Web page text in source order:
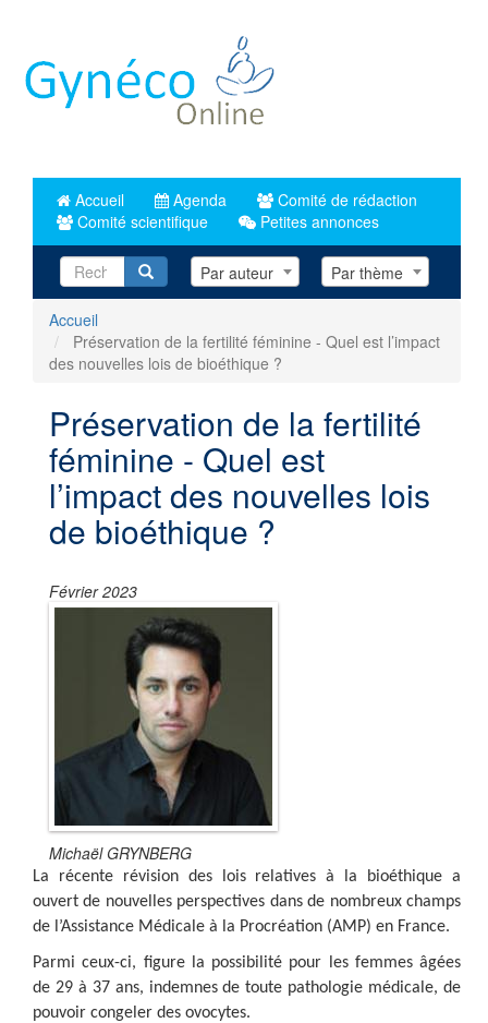
principal
Accueil Agenda
Comité de rédaction
Comité scientifique
Petites annonces
RecherchePar auteur Par thème
Accueil
Préservation de la fertilité féminine - Quel est l’impact
des nouvelles lois de bioéthique ?
Préservation de la fertilité
féminine - Quel est
l’impact des nouvelles lois
de bioéthique ?
Février 2023
Michaël GRYNBERG
La récente révision des lois relatives à la bioéthique a
ouvert de nouvelles perspectives dans de nombreux champs
de l’Assistance Médicale à la Procréation (AMP) en France.
Parmi ceux-ci, figure la possibilité pour les femmes âgées
de 29 à 37 ans, indemnes de toute pathologie médicale, de
pouvoir congeler des ovocytes.